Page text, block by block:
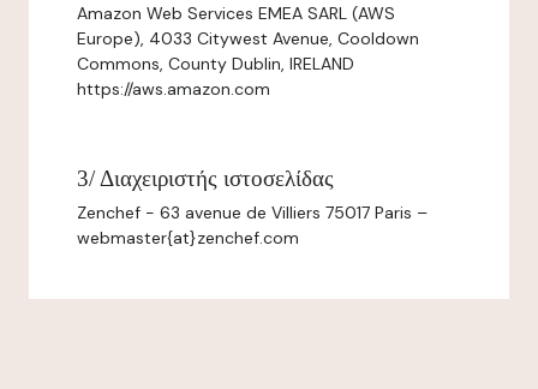
Amazon Web Services EMEA SARL (AWS
Europe), 4033 Citywest Avenue, Cooldown
Commons, County Dublin, IRELAND
https://aws.amazon.com
3/ Διαχειριστής ιστοσελίδας
Zenchef - 63 avenue de Villiers 75017 Paris –
webmaster{at}zenchef.com